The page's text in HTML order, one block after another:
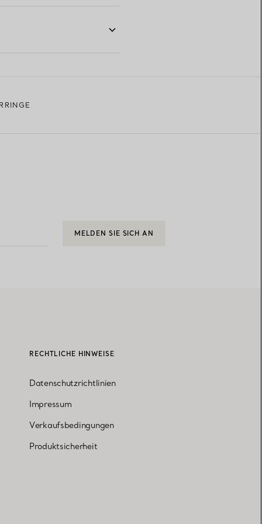
MELDEN SIE SICH AN
RECHTLICHE HINWEISE
Datenschutzrichtlinien
Impressum
Verkaufsbedingungen
Produktsicherheit